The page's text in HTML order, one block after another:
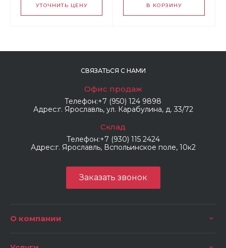
УТОЧНИТЬ ЦЕНУ В КОРЗИНУ
СВЯЗАТЬСЯ С НАМИ
Офис продаж
Телефон:+7 (950) 124 9898
Адрес:г. Ярославль, ул. Карабулина, д. 33/72
Склад
Телефон:+7 (930) 115 2424
Адрес:г. Ярославль, Вспольинское поле, 10к2
Заказать звонок
О компании